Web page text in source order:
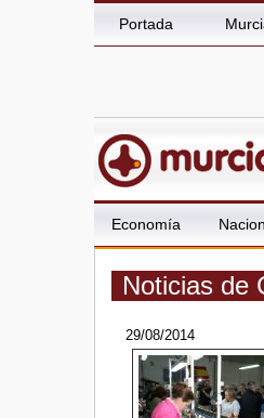
Portada
Economía
Noticias de
29/08/2014